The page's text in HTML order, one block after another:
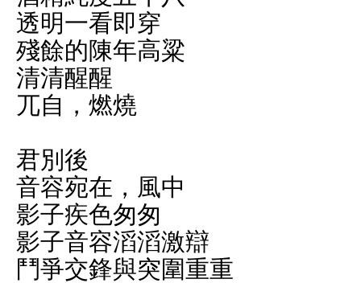
透明一看即穿
殘餘的陳年高粱
清清醒醒
兀自，燃燒
君別後
音容宛在，風中
影子疾色匆匆
影子音容滔滔激辯
鬥爭交鋒與突圍重重